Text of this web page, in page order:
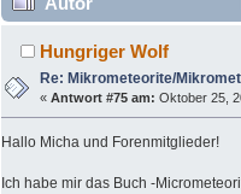
Mikrometeorite/
Hungriger Wolf
Re: Mikrometeorite/
«Antwort #75 am: Oktober 25,
Hallo Micha und Forenmitglieder!
Ich habe mir das Buch -